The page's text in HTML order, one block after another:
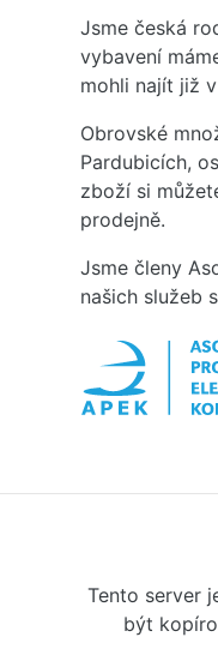
Jsme česká
vybavení
mohli najít již
Obrovské
Pardubicích,
zboží si
prodejně.
Jsme členy
našich služeb
Tento server
být